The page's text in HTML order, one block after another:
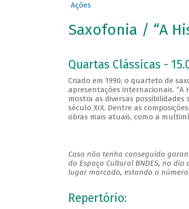
Ações
Saxofonia / “A
Quartas Clássicas -
Criado em 1990, o quarteto de
apresentações internacionais.
mostra as diversas
século XIX. Dentre as
obras mais atuais, como a
Caso não tenha conseguido
do Espaço Cultural BNDES, no
lugar marcado, estando o
Repertório: